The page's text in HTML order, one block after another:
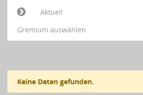
Aktuell
Gremium auswählen
Keine Daten gefunden.